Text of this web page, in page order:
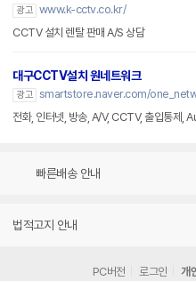
광고 www.k-cctv.co.kr/
CCTV 설치 렌탈 판매 A/S 상담
대구CCTV설치 원네트워크
광고 smartstore.naver.com/
전화, 인터넷, 방송, A/V, CCTV, 출입통제,
빠른배송 안내
법적고지 안내
PC버전 로그인 개